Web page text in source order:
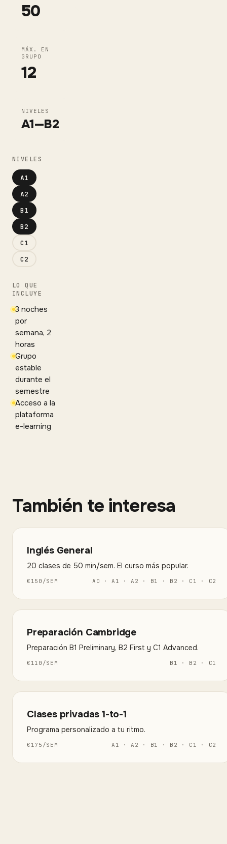
50
MÁX. EN
GRUPO
12
NIVELES
A1—B2
NIVELES
A1
A2
B1
B2
C1
C2
LO QUE
INCLUYE
3 noches
por
semana, 2
horas
Grupo
estable
durante el
semestre
Acceso a la
plataforma
e-learning
También te interesa
Inglés General
20 clases de 50 min/sem. El curso más popular.
€ 150 /SEM A0 · A1 · A2 · B1 · B2 · C1 · C2
Preparación Cambridge
Preparación B1 Preliminary, B2 First y C1 Advanced.
€ 110 /SEM B1 · B2 · C1
Clases privadas 1-to-1
Programa personalizado a tu ritmo.
€ 175 /SEM A1 · A2 · B1 · B2 · C1 · C2